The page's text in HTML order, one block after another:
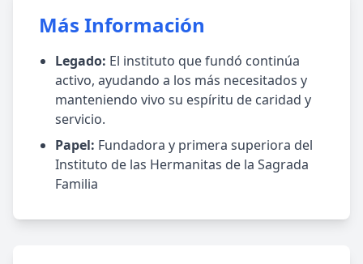
Más Información
Legado: El instituto que fundó continúa
activo, ayudando a los más necesitados y
manteniendo vivo su espíritu de caridad y
servicio.
Papel: Fundadora y primera superiora del
Instituto de las Hermanitas de la Sagrada
Familia